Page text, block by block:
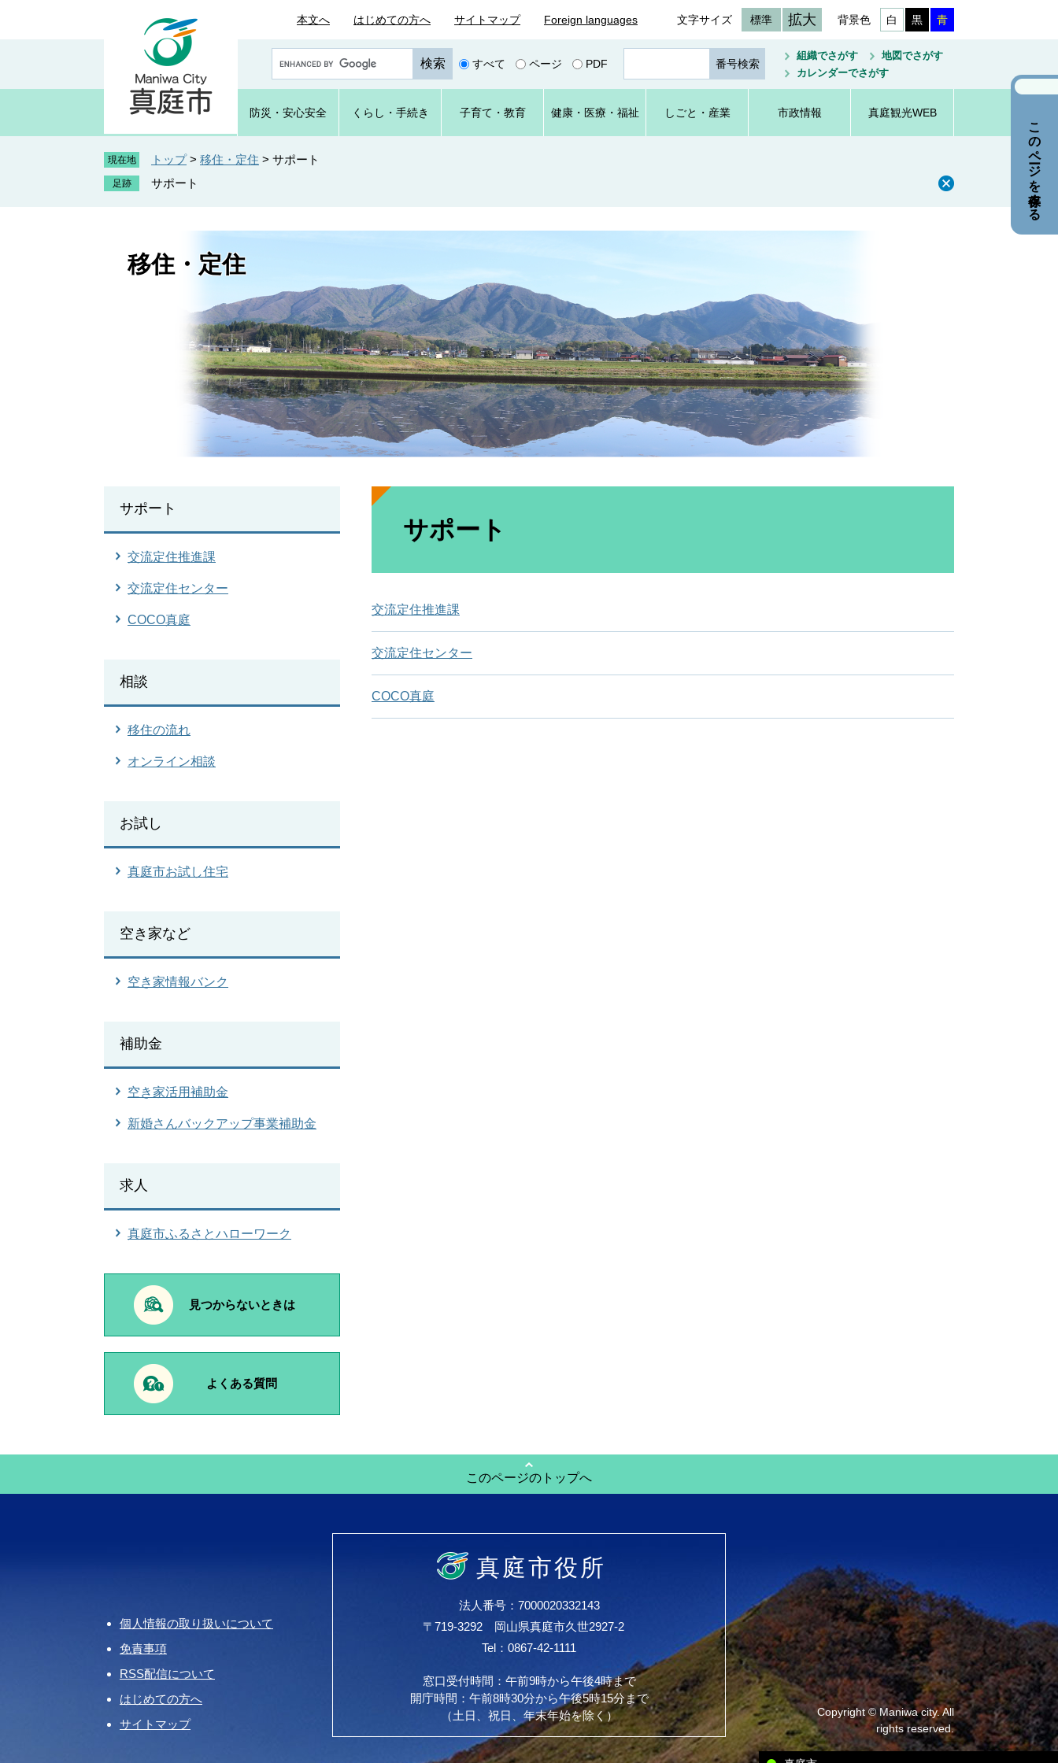
本文へ はじめての方へ サイトマップ Foreign languages 文字サイズ 標準 拡大 背景色 白 黒 青
o
e
カ
すべて ページ PDF
ジ
番
号
を
組織でさがす
地図でさがす
カレンダーでさがす
防災・ 安心安全 くらし ・手続き 子育て ・教育 健康・ 医療・ 福祉 しごと ・産業 市政情報 真庭観光WEB
現在地 トップ > 移住・定住 > サポート
サポート
移住・定住
本
サポート
交流定住推進課
交流定住センター
COCO真庭
サポート
交流定住推進課
交流定住センター
COCO真庭
相談
移住の流れ
オンライン相談
お試し
真庭市お試し住宅
空き家など
空き家情報バンク
補助金
空き家活用補助金
新婚さんバックアップ事業補助金
求人
真庭市ふるさとハローワーク
見つからないときは
よくある質問
このページのトップへ
個人情報の取り扱いについて
免責事項
RSS配信について
はじめての方へ
サイトマップ
真庭市役所
法人番号：7000020332143
〒719-3292 岡山県真庭市久世2927-2
Tel：0867-42-1111
窓口受付時間：午前9時から午後4時まで
開庁時間：午前8時30分から午後5時15分まで
（土日、祝日、年末年始を除く）
Copyright © Maniwa city. All
rights reserved.
このページを保存する